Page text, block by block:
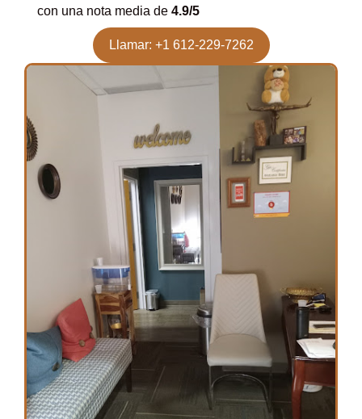
con una nota media de 4.9/5
Llamar: +1 612-229-7262